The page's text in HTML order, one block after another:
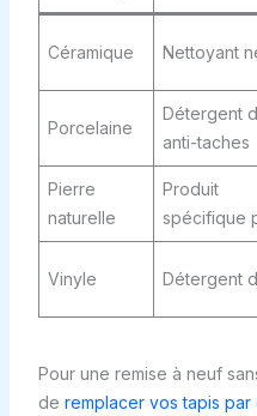
Céramique Nettoyant
Porcelaine
Détergent
anti-taches
Pierre
naturelle
Produit
spécifique
Vinyle Détergent
Pour une remise à neuf
de remplacer vos tapis